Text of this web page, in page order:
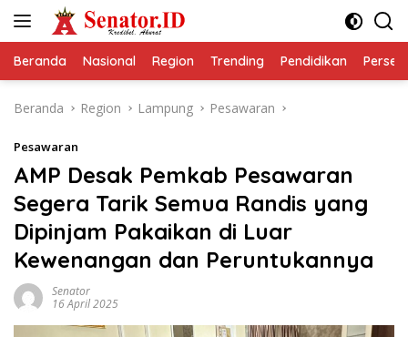
Beranda Nasional Region Trending Pendidikan
Beranda Region Lampung Pesawaran
Pesawaran
AMP Desak Pemkab Pesawaran
Segera Tarik Semua Randis yang
Dipinjam Pakaikan di Luar
Kewenangan dan Peruntukannya
Senator
16 April 2025